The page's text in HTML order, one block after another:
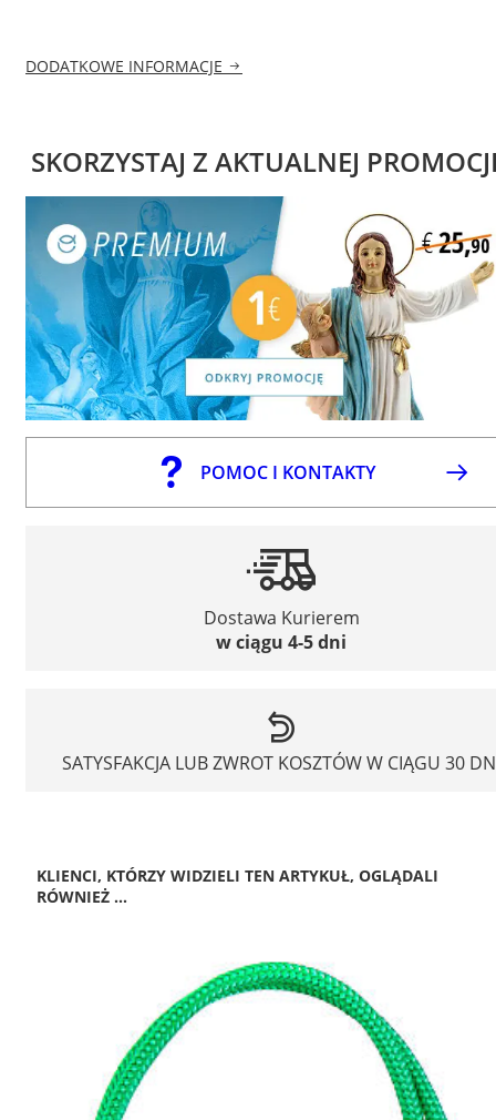
DODATKOWE INFORMACJE
SKORZYSTAJ Z AKTUALNEJ
POMOC I KONTAKTY
Dostawa Kurierem
w ciągu 4-5 dni
SATYSFAKCJA LUB ZWROT KOSZTÓW W CIĄGU 30
KLIENCI, KTÓRZY WIDZIELI TEN ARTYKUŁ, OGLĄDALI
RÓWNIEŻ ...